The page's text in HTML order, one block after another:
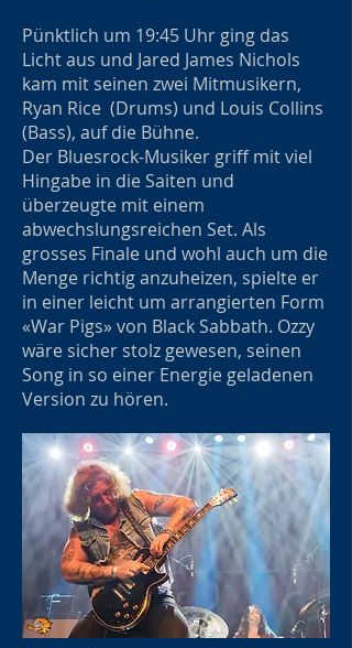
Pünktlich um 19:45 Uhr ging das
Licht aus und Jared James Nichols
kam mit seinen zwei Mitmusikern,
Ryan Rice (Drums) und Louis Collins
(Bass), auf die Bühne.
Der Bluesrock-Musiker griff mit viel
Hingabe in die Saiten und
überzeugte mit einem
abwechslungsreichen Set. Als
grosses Finale und wohl auch um die
Menge richtig anzuheizen, spielte er
in einer leicht um arrangierten Form
«War Pigs» von Black Sabbath. Ozzy
wäre sicher stolz gewesen, seinen
Song in so einer Energie geladenen
Version zu hören.